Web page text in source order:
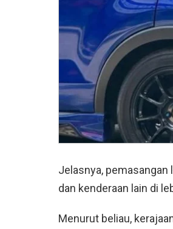
Jelasnya, pemasangan
dan kenderaan lain di
Menurut beliau,